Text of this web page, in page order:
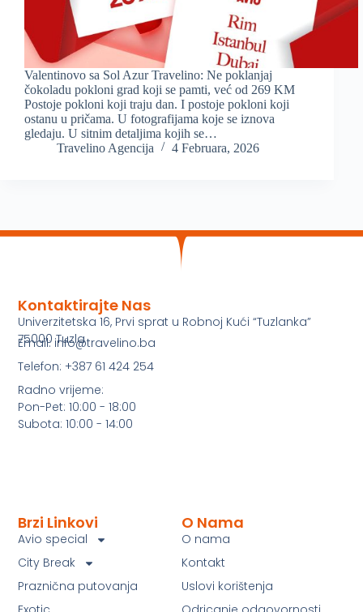
Valentinovo sa Sol Azur Travelino: Ne poklanjaj
čokoladu pokloni grad koji se pamti, već od 269 KM
Postoje pokloni koji traju dan. I postoje pokloni koji
ostanu u pričama. U fotografijama koje se iznova
gledaju. U sitnim detaljima kojih se…
Travelino Agencija
4 Februara, 2026
O Nama
O nama
Kontakt
Uslovi korištenja
Brzi Linkovi
Avio special
City Break
Praznična putovanja
Kontaktirajte Nas
Univerzitetska 16, Prvi sprat u Robnoj Kući “Tuzlanka”
75000 Tuzla
Email: info@travelino.ba
Telefon: +387 61 424 254
Radno vrijeme:
Pon-Pet: 10:00 - 18:00
Subota: 10:00 - 14:00